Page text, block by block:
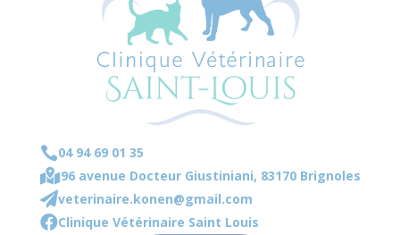
04 94 69 01 35
96 avenue Docteur Giustiniani, 83170 Brignoles
veterinaire.konen@gmail.com
Clinique Vétérinaire Saint Louis